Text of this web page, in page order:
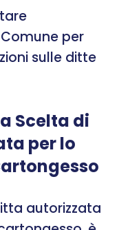
per
sulle ditte
Scelta di
per lo
autorizzata